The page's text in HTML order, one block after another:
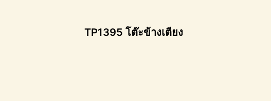
TP1395 โต๊ะข้างเตียง